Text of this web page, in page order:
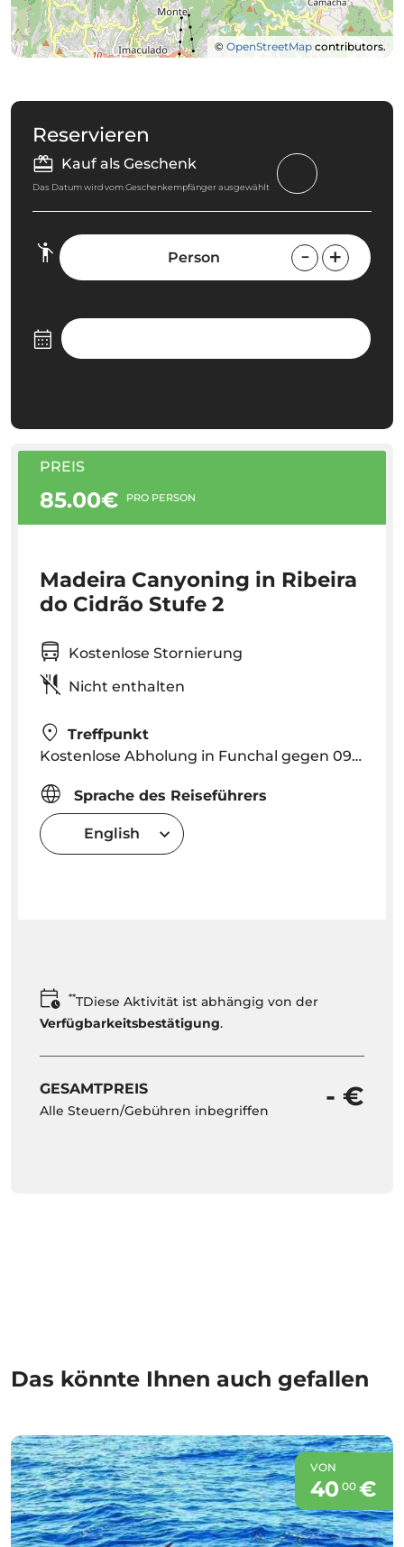
© OpenStreetMap contributors.
Reservieren
Kauf als Geschenk
Das Datum wird vom Geschenkempfänger ausgewählt
Person
PREIS
85.00€ PRO PERSON
Madeira Canyoning in Ribeira
do Cidrão Stufe 2
Kostenlose Stornierung
Nicht enthalten
Treffpunkt
Kostenlose Abholung in Funchal gegen 09:00 Uhr. Die genaue Abholzeit für das Hotel wird nach der Buchung je nach Standort des Hotels angegeben
Sprache des Reiseführers
English
**TDiese Aktivität ist abhängig von der
Verfügbarkeitsbestätigung.
GESAMTPREIS
Alle Steuern/Gebühren inbegriffen - €
Das könnte Ihnen auch gefallen
VON
40 00€